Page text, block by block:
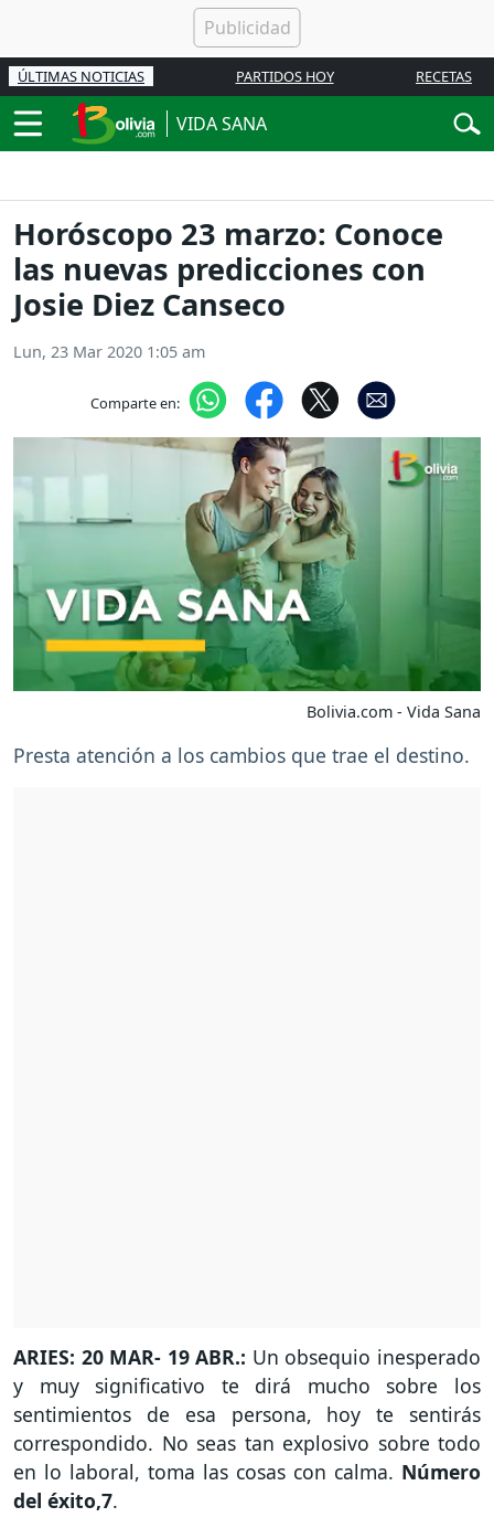
ÚLTIMAS NOTICIAS PARTIDOS HOY RECETAS
VIDA SANA
Horóscopo 23 marzo: Conoce
las nuevas predicciones con
Josie Diez Canseco
Lun, 23 Mar 2020 1:05 am
Comparte en:
Bolivia.com - Vida Sana
Presta atención a los cambios que trae el destino.
ARIES: 20 MAR- 19 ABR.: Un obsequio inesperado
y muy significativo te dirá mucho sobre los
sentimientos de esa persona, hoy te sentirás
correspondido. No seas tan explosivo sobre todo
en lo laboral, toma las cosas con calma. Número
del éxito,7.